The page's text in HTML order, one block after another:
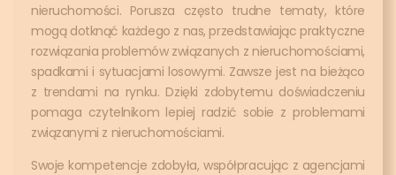
nieruchomości. Porusza często trudne tematy, które
mogą dotknąć każdego z nas, przedstawiając praktyczne
rozwiązania problemów związanych z nieruchomościami,
spadkami i sytuacjami losowymi. Zawsze jest na bieżąco
z trendami na rynku. Dzięki zdobytemu doświadczeniu
pomaga czytelnikom lepiej radzić sobie z problemami
związanymi z nieruchomościami.
Swoje kompetencje zdobyła, współpracując z agencjami